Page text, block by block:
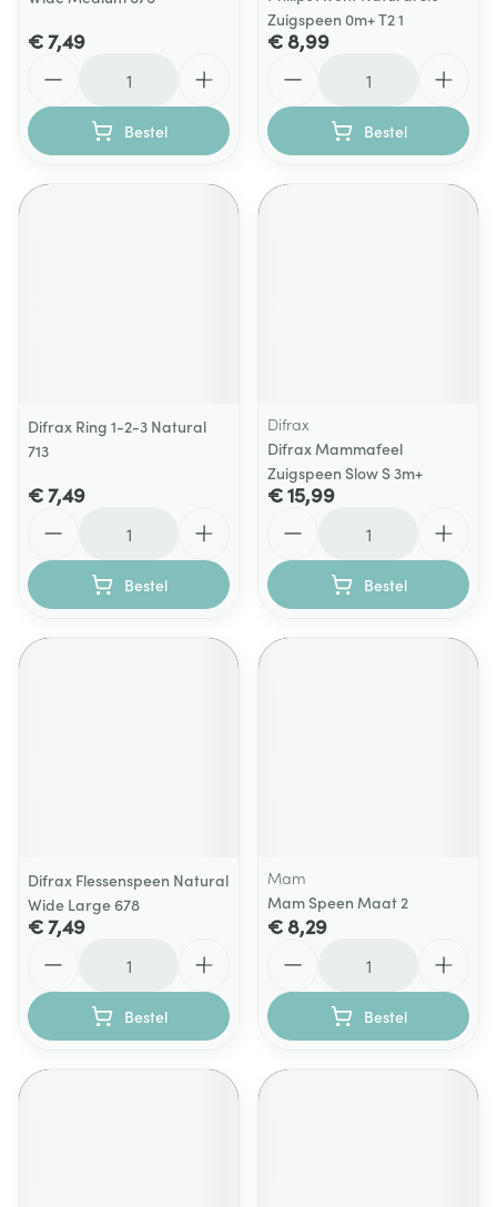
€ 7,49
Bestel
Zuigspeen 0m+ T2 1
€ 8,99
Bestel
Difrax Ring 1-2-3 Natural
713
€ 7,49
Bestel
Difrax
Difrax Mammafeel
Zuigspeen Slow S 3m+
€ 15,99
Bestel
Difrax Flessenspeen Natural
Wide Large 678
€ 7,49
Bestel
Mam
Mam Speen Maat 2
€ 8,29
Bestel